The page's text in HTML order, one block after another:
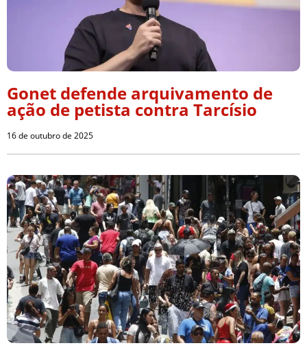
Gonet defende arquivamento de
ação de petista contra Tarcísio
16 de outubro de 2025